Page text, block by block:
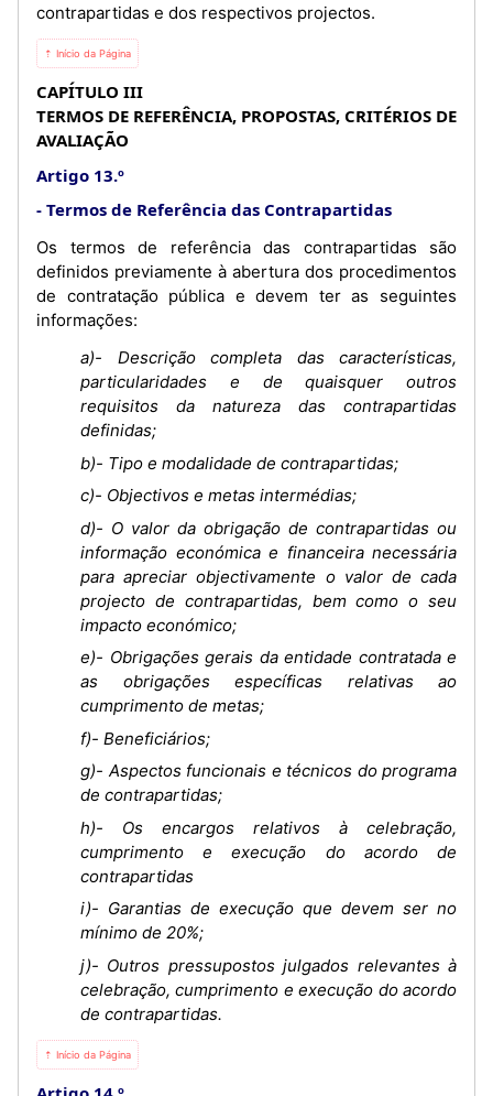
contrapartidas e dos respectivos projectos.
⇡ Início da Página
CAPÍTULO III
TERMOS DE REFERÊNCIA, PROPOSTAS, CRITÉRIOS DE
AVALIAÇÃO
Artigo 13.º
Termos de Referência das Contrapartidas
Os termos de referência das contrapartidas são
definidos previamente à abertura dos procedimentos
de contratação pública e devem ter as seguintes
informações:
a)- Descrição completa das características,
particularidades e de quaisquer outros
requisitos da natureza das contrapartidas
definidas;
b)- Tipo e modalidade de contrapartidas;
c)- Objectivos e metas intermédias;
d)- O valor da obrigação de contrapartidas ou
informação económica e financeira necessária
para apreciar objectivamente o valor de cada
projecto de contrapartidas, bem como o seu
impacto económico;
e)- Obrigações gerais da entidade contratada e
as obrigações específicas relativas ao
cumprimento de metas;
f)- Beneficiários;
g)- Aspectos funcionais e técnicos do programa
de contrapartidas;
h)- Os encargos relativos à celebração,
cumprimento e execução do acordo de
contrapartidas
i)- Garantias de execução que devem ser no
mínimo de 20%;
j)- Outros pressupostos julgados relevantes à
celebração, cumprimento e execução do acordo
de contrapartidas.
⇡ Início da Página